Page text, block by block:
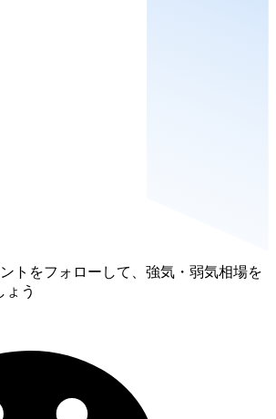
トをフォローして、強気・弱気相場を
ょう